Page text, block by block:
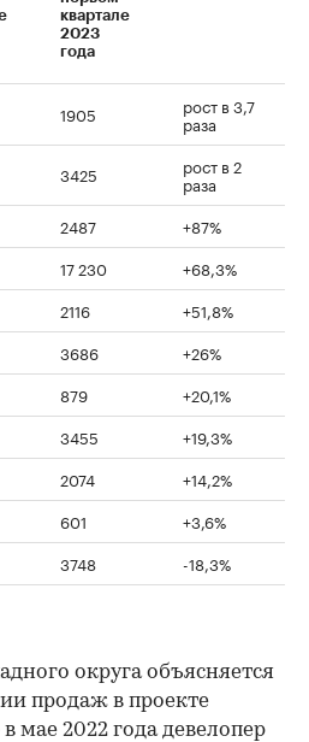
квартале
2023
года
1905 рост в 3,7
раза
3425 рост в 2
раза
2487
+87%
17 230
+68,3%
2116
+51,8%
3686
+26%
879
+20,1%
3455
+19,3%
2074
+14,2%
601
+3,6%
3748 -18,3%
округа объясняется
продаж в проекте
2022 года девелопер